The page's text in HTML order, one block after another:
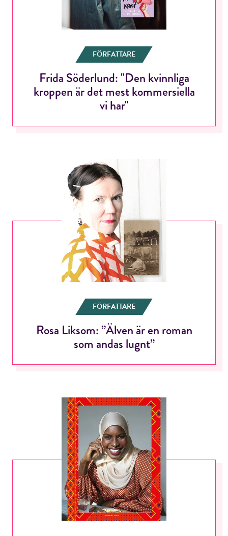
FÖRFATTARE
Frida Söderlund: "Den kvinnliga
kroppen är det mest kommersiella
vi har"
FÖRFATTARE
Rosa Liksom: ”Älven är en roman
som andas lugnt”